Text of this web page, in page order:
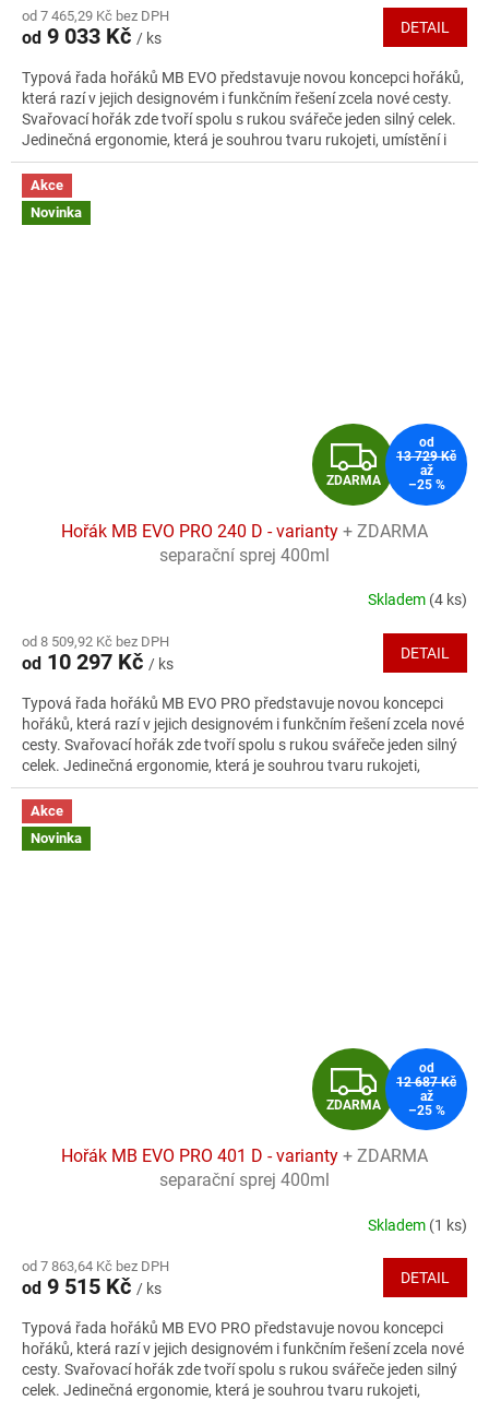
M
A
produktu
je
z
5
hvězdiček.
od 7 465,29 Kč bez DPH
od 9 033 Kč / ks
DETAIL
Typová řada hořáků MB EVO představuje novou koncepci hořáků,
která razí v jejich designovém i funkčním řešení zcela nové cesty.
Svařovací hořák zde tvoří spolu s rukou svářeče jeden silný celek.
Jedinečná ergonomie, která je souhrou tvaru rukojeti, umístění i
tvaru tlačítek a konstrukčního řešení kulového kloubu, poskytuje
svářeči dostatek citu pro probíhající svařovací proces a tím i
nejlepší výsledky svařovacích operací.
Akce
Novinka
Z
D
A
R
M
A
ZDARMA
od
13 729 Kč
až
–25 %
Hořák MB EVO PRO 240 D - varianty + ZDARMA
separační sprej 400ml
produktu
je
z
5
hvězdiček.
Skladem (4 ks)
od 8 509,92 Kč bez DPH
od 10 297 Kč / ks
DETAIL
Typová řada hořáků MB EVO PRO představuje novou koncepci
hořáků, která razí v jejich designovém i funkčním řešení zcela nové
cesty. Svařovací hořák zde tvoří spolu s rukou svářeče jeden silný
celek. Jedinečná ergonomie, která je souhrou tvaru rukojeti,
umístění i tvaru tlačítek a konstrukčního řešení kulového kloubu,
poskytuje svářeči dostatek citu pro probíhající svařovací proces a
tím i nejlepší výsledky svařovacích operací.
Akce
Novinka
Z
D
A
R
M
A
ZDARMA
od
12 687 Kč
až
–25 %
Hořák MB EVO PRO 401 D - varianty + ZDARMA
separační sprej 400ml
produktu
je
z
5
hvězdiček.
Skladem (1 ks)
od 7 863,64 Kč bez DPH
od 9 515 Kč / ks
DETAIL
Typová řada hořáků MB EVO PRO představuje novou koncepci
hořáků, která razí v jejich designovém i funkčním řešení zcela nové
cesty. Svařovací hořák zde tvoří spolu s rukou svářeče jeden silný
celek. Jedinečná ergonomie, která je souhrou tvaru rukojeti,